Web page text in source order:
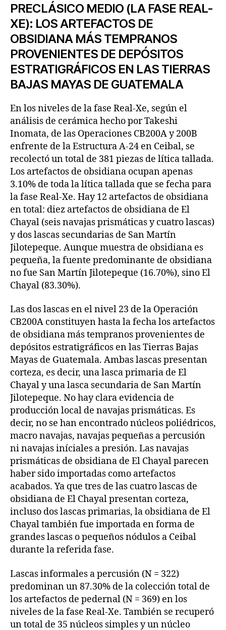
PRECLÁSICO MEDIO (LA FASE REAL-
XE): LOS ARTEFACTOS DE
OBSIDIANA MÁS TEMPRANOS
PROVENIENTES DE DEPÓSITOS
ESTRATIGRÁFICOS EN LAS TIERRAS
BAJAS MAYAS DE GUATEMALA
En los niveles de la fase Real-Xe, según el
análisis de cerámica hecho por Takeshi
Inomata, de las Operaciones CB200A y 200B
enfrente de la Estructura A-24 en Ceibal, se
recolectó un total de 381 piezas de lítica tallada.
Los artefactos de obsidiana ocupan apenas
3.10% de toda la lítica tallada que se fecha para
la fase Real-Xe. Hay 12 artefactos de obsidiana
en total: diez artefactos de obsidiana de El
Chayal (seis navajas prismáticas y cuatro lascas)
y dos lascas secundarias de San Martín
Jilotepeque. Aunque muestra de obsidiana es
pequeña, la fuente predominante de obsidiana
no fue San Martín Jilotepeque (16.70%), sino El
Chayal (83.30%).
Las dos lascas en el nivel 23 de la Operación
CB200A constituyen hasta la fecha los artefactos
de obsidiana más tempranos provenientes de
depósitos estratigráficos en las Tierras Bajas
Mayas de Guatemala. Ambas lascas presentan
corteza, es decir, una lasca primaria de El
Chayal y una lasca secundaria de San Martín
Jilotepeque. No hay clara evidencia de
producción local de navajas prismáticas. Es
decir, no se han encontrado núcleos poliédricos,
macro navajas, navajas pequeñas a percusión
ni navajas iníciales a presión. Las navajas
prismáticas de obsidiana de El Chayal parecen
haber sido importadas como artefactos
acabados. Ya que tres de las cuatro lascas de
obsidiana de El Chayal presentan corteza,
incluso dos lascas primarias, la obsidiana de El
Chayal también fue importada en forma de
grandes lascas o pequeños nódulos a Ceibal
durante la referida fase.
Lascas informales a percusión (N = 322)
predominan un 87.30% de la colección total de
los artefactos de pedernal (N = 369) en los
niveles de la fase Real-Xe. También se recuperó
un total de 35 núcleos simples y un núcleo